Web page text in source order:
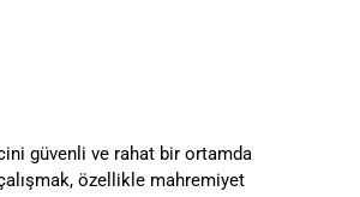
güvenli ve rahat bir ortamda
özellikle mahremiyet